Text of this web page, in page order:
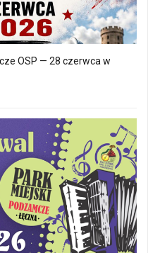
OSP — 28 czerwca w